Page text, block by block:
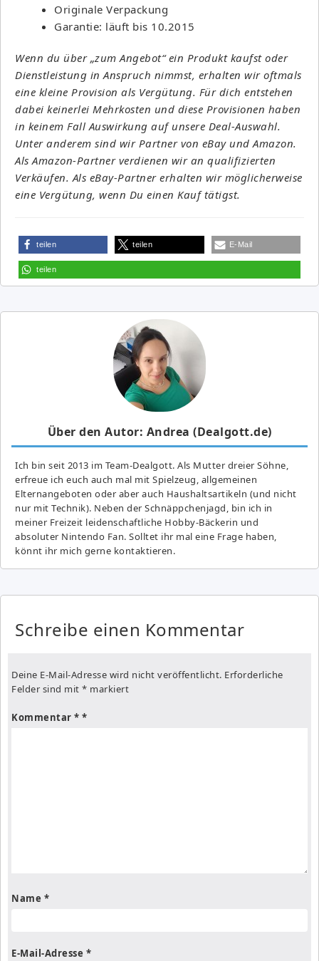
Originale Verpackung
Garantie: läuft bis 10.2015
Wenn du über „zum Angebot“ ein Produkt kaufst oder
Dienstleistung in Anspruch nimmst, erhalten wir oftmals
eine kleine Provision als Vergütung. Für dich entstehen
dabei keinerlei Mehrkosten und diese Provisionen haben
in keinem Fall Auswirkung auf unsere Deal-Auswahl.
Unter anderem sind wir Partner von eBay und Amazon.
Als Amazon-Partner verdienen wir an qualifizierten
Verkäufen. Als eBay-Partner erhalten wir möglicherweise
eine Vergütung, wenn Du einen Kauf tätigst.
teilen teilen E-Mail
teilen
Über den Autor: Andrea (Dealgott.de)
Ich bin seit 2013 im Team-Dealgott. Als Mutter dreier Söhne,
erfreue ich euch auch mal mit Spielzeug, allgemeinen
Elternangeboten oder aber auch Haushaltsartikeln (und nicht
nur mit Technik). Neben der Schnäppchenjagd, bin ich in
meiner Freizeit leidenschaftliche Hobby-Bäckerin und
absoluter Nintendo Fan. Solltet ihr mal eine Frage haben,
könnt ihr mich gerne kontaktieren.
Schreibe einen Kommentar
Deine E-Mail-Adresse wird nicht veröffentlicht. Erforderliche
Felder sind mit * markiert
Kommentar *
Name *
E-Mail-Adresse *